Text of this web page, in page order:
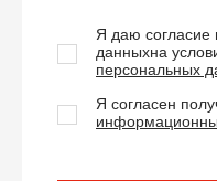
Я даю согласие
данныхна
персональных
Я согласен